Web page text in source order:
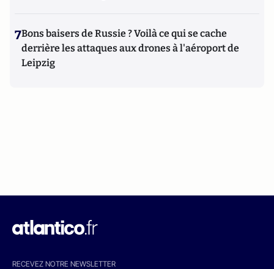
7Bons baisers de Russie ? Voilà ce qui se cache
derrière les attaques aux drones à l'aéroport de
Leipzig
RECEVEZ NOTRE NEWSLETTER